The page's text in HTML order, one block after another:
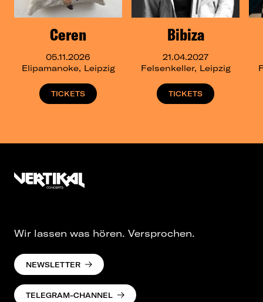
Ceren
05.11.2026
Elipamanoke, Leipzig
TICKETS
Bibiza
21.04.2027
Felsenkeller, Leipzig
TICKETS
Wir lassen was hören. Versprochen.
NEWSLETTER
TELEGRAM-CHANNEL